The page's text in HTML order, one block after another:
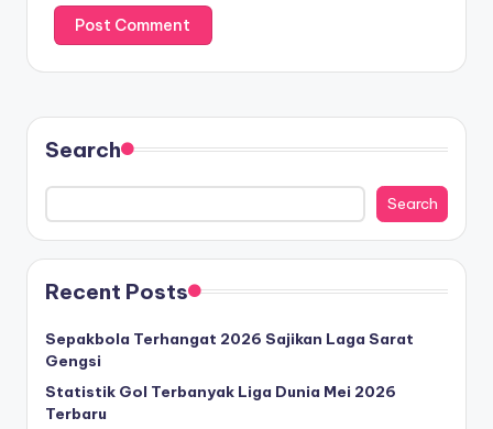
Search
Search
Recent Posts
Sepakbola Terhangat 2026 Sajikan Laga Sarat
Gengsi
Statistik Gol Terbanyak Liga Dunia Mei 2026
Terbaru